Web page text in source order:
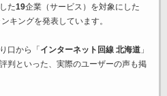
た19企業（サービス）を対象にした
キングを発表しています。
口から「 インターネット回線 北海道」
判といった、実際のユーザーの声も掲